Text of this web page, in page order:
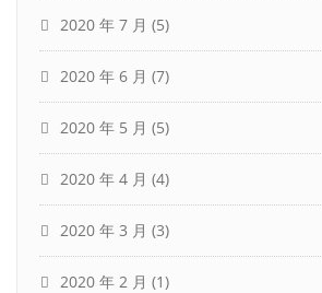
2020 年 7 月 (5)
2020 年 6 月 (7)
2020 年 5 月 (5)
2020 年 4 月 (4)
2020 年 3 月 (3)
2020 年 2 月 (1)